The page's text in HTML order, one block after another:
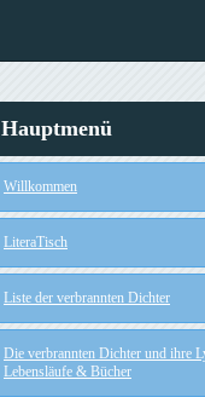
Hauptmenü
Willkommen
LiteraTisch
Liste der verbrannten Dichter
Die verbrannten Dichter und ihre
Lebensläufe & Bücher